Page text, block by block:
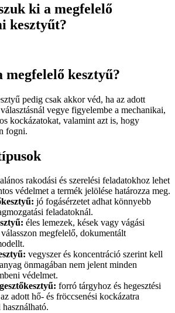
ki a megfelelő
kesztyűt?
kesztyű?
pedig csak akkor véd, ha az adott
vegye figyelembe a mechanikai,
kockázatokat, valamint azt is, hogy
fogni.
rakodási és szerelési feladatokhoz lehet
védelmet a termék jelölése határozza meg.
jó fogásérzetet adhat könnyebb
feladatoknál.
éles lemezek, kések vagy vágási
megfelelő, dokumentált
vegyszer és koncentráció szerint kell
önmagában nem jelent minden
védelmet.
forró tárgyhoz és hegesztési
adott hő- és fröccsenési kockázatra